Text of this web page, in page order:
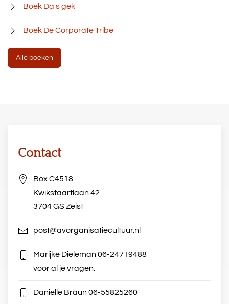
Boek Da's gek
Boek De Corporate Tribe
Alle boeken
Contact
Box C4518
Kwikstaartlaan 42
3704 GS Zeist
post@avorganisatiecultuur.nl
Marijke Dieleman06-24719488
voor al je vragen.
Danielle Braun06-55825260